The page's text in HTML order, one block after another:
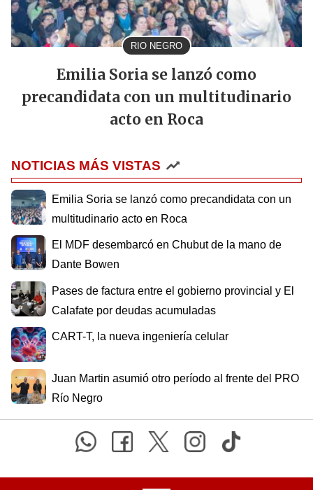
RIO NEGRO
Emilia Soria se lanzó como
precandidata con un multitudinario
acto en Roca
NOTICIAS MÁS VISTAS
Emilia Soria se lanzó como precandidata con un
multitudinario acto en Roca
El MDF desembarcó en Chubut de la mano de
Dante Bowen
Pases de factura entre el gobierno provincial y El
Calafate por deudas acumuladas
CART-T, la nueva ingeniería celular
Juan Martin asumió otro período al frente del PRO
Río Negro